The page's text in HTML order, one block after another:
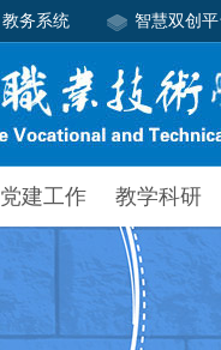
教务系统 智慧双创
党建工作 教学科研